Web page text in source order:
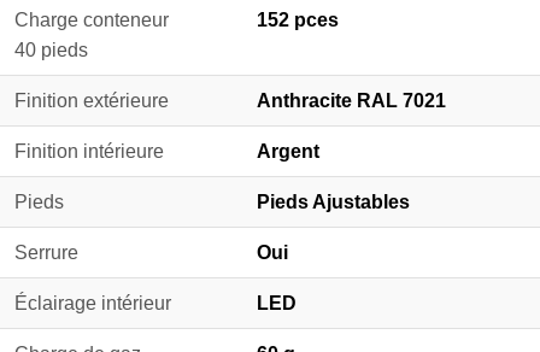
Charge conteneur
40 pieds
152 pces
Finition extérieure Anthracite RAL 7021
Finition intérieure Argent
Pieds Pieds Ajustables
Serrure Oui
Éclairage intérieur LED